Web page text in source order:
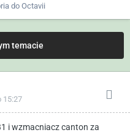
do Octavii
temacie
15:27
i wzmacniacz canton za